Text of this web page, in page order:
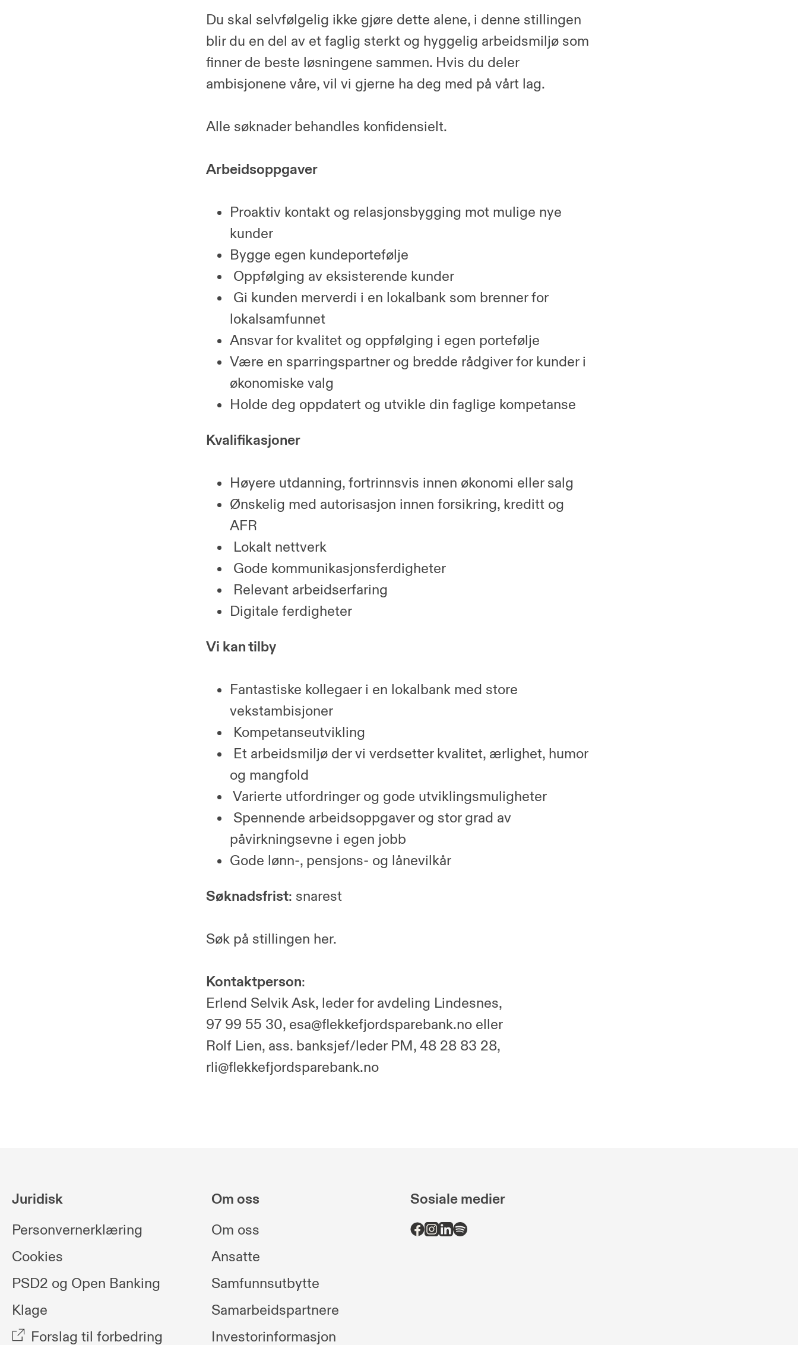
Du skal selvfølgelig ikke gjøre dette alene, i denne stillingen
blir du en del av et faglig sterkt og hyggelig arbeidsmiljø som
finner de beste løsningene sammen. Hvis du deler
ambisjonene våre, vil vi gjerne ha deg med på vårt lag.
Alle søknader behandles konfidensielt.
Arbeidsoppgaver
Proaktiv kontakt og relasjonsbygging mot mulige nye
kunder
Bygge egen kundeportefølje
Oppfølging av eksisterende kunder
Gi kunden merverdi i en lokalbank som brenner for
lokalsamfunnet
Ansvar for kvalitet og oppfølging i egen portefølje
Være en sparringspartner og bredde rådgiver for kunder i
økonomiske valg
Holde deg oppdatert og utvikle din faglige kompetanse
Kvalifikasjoner
Høyere utdanning, fortrinnsvis innen økonomi eller salg
Ønskelig med autorisasjon innen forsikring, kreditt og
AFR
Lokalt nettverk
Gode kommunikasjonsferdigheter
Relevant arbeidserfaring
Digitale ferdigheter
Vi kan tilby
Fantastiske kollegaer i en lokalbank med store
vekstambisjoner
Kompetanseutvikling
Et arbeidsmiljø der vi verdsetter kvalitet, ærlighet, humor
og mangfold
Varierte utfordringer og gode utviklingsmuligheter
Spennende arbeidsoppgaver og stor grad av
påvirkningsevne i egen jobb
Gode lønn-, pensjons- og lånevilkår
Søknadsfrist: snarest
Søk på stillingen her.
Kontaktperson:
Erlend Selvik Ask, leder for avdeling Lindesnes,
97 99 55 30, esa@flekkefjordsparebank.no eller
Rolf Lien, ass. banksjef/leder PM, 48 28 83 28,
rli@flekkefjordsparebank.no
Juridisk
Personvernerklæring
Cookies
PSD2 og Open Banking
Klage
Forslag til forbedring
Om oss
Om oss
Ansatte
Samfunnsutbytte
Samarbeidspartnere
Investorinformasjon
Sosiale medier